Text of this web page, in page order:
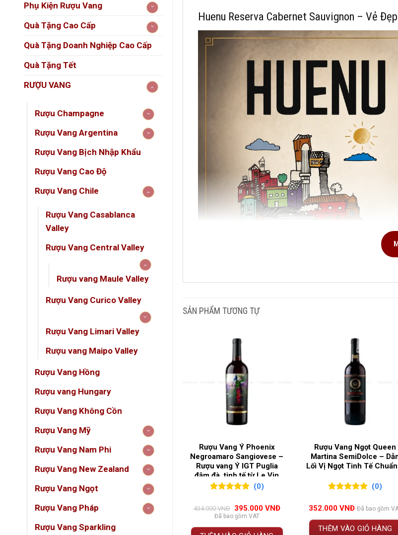
Phụ Kiện Rượu Vang
Quà Tặng Cao Cấp
Quà Tặng Doanh Nghiệp Cao Cấp
Quà Tặng Tết
RƯỢU VANG
Rượu Champagne
Rượu Vang Argentina
Rượu Vang Bịch Nhập Khẩu
Rượu Vang Cao Độ
Rượu Vang Chile
Rượu Vang Casablanca
Valley
Rượu Vang Central Valley
Rượu vang Maule Valley
Rượu Vang Curico Valley
Rượu Vang Limari Valley
Rượu vang Maipo Valley
Rượu Vang Hồng
Rượu vang Hungary
Rượu Vang Không Cồn
Rượu Vang Mỹ
Rượu Vang Nam Phi
Rượu Vang New Zealand
Rượu Vang Ngọt
Rượu Vang Pháp
Rượu Vang Sparkling
Huenu Reserva Cabernet Sauvignon – Vẻ
Huenu Reserva Cabernet
Huenu Reserva Cabernet Sauvignon là dòng vang đỏ
GIỐNG NHO SẢN XUẤT
NỒNG ĐỘ
QUỐC GIA SẢN XUẤT
VÙNG LÀM RƯỢU
SẢN PHẨM TƯƠNG TỰ
Rượu Vang Ý Phoenix
Negroamaro Sangiovese –
Rượu vang Ý IGT Puglia
đậm đà, tinh tế từ Le Vin
Sud
đánh giá
(0)
434.000VNĐ
Giá
gốc
là:
434.000 VNĐ.
395.000 VNĐGiá
là:
Đã bao gồm VAT
Rượu Vang Ngọt Queen
Martina SemiDolce –
Lối Vị Ngọt Tinh Tế
đánh giá
(0)
352.000 VNĐ Đã bao gồm
THÊM VÀO GIỎ HÀNG
Primitivo
Đỏ Đậm Đà
10 Vendemmie Rosso
Limited Edition – Siêu
Phẩm Vang Đỏ Ý Từ 10 Niên
đánh giá
(0)
1.815.000 VNĐ